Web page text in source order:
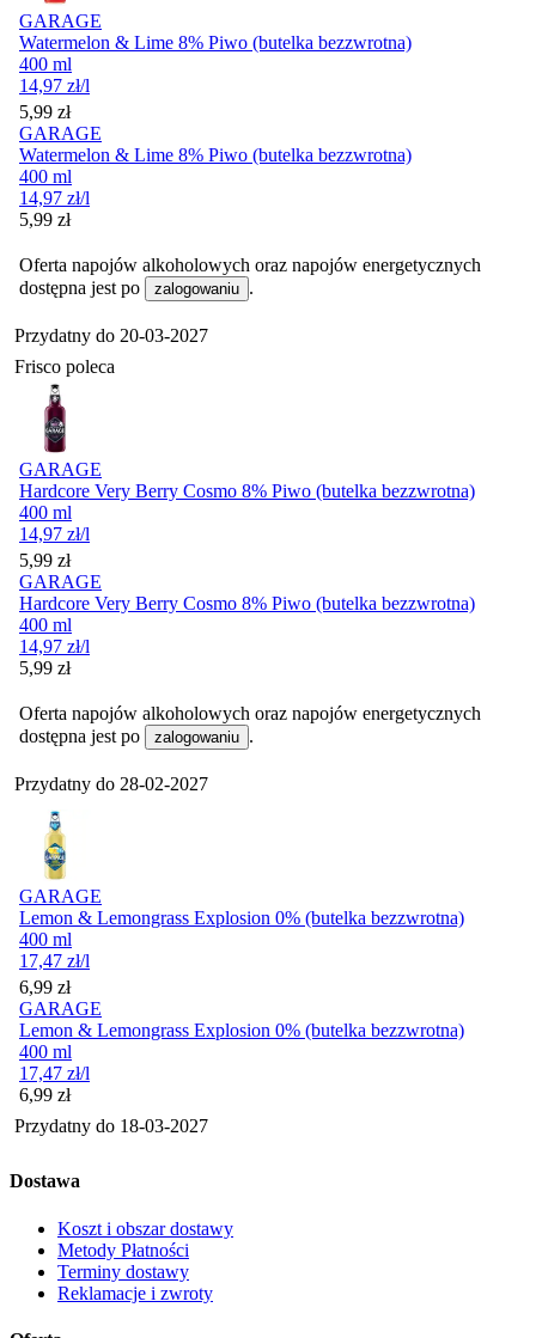
GARAGE
Watermelon & Lime 8% Piwo (butelka bezzwrotna)
400 ml
14,97 zł/l
Cena
5,99 zł
GARAGE
Watermelon & Lime 8% Piwo (butelka bezzwrotna)
400 ml
14,97 zł/l
Cena
5,99 zł
Oferta napojów alkoholowych oraz napojów energetycznych
dostępna jest po
zalogowaniu .
Przydatny do 20-03-2027
Frisco poleca
GARAGE
Hardcore Very Berry Cosmo 8% Piwo (butelka bezzwrotna)
400 ml
14,97 zł/l
Cena
5,99 zł
GARAGE
Hardcore Very Berry Cosmo 8% Piwo (butelka bezzwrotna)
400 ml
14,97 zł/l
Cena
5,99 zł
Oferta napojów alkoholowych oraz napojów energetycznych
dostępna jest po
zalogowaniu .
Przydatny do 28-02-2027
GARAGE
Lemon & Lemongrass Explosion 0% (butelka bezzwrotna)
400 ml
17,47 zł/l
Cena
6,99 zł
GARAGE
Lemon & Lemongrass Explosion 0% (butelka bezzwrotna)
400 ml
17,47 zł/l
Cena
6,99 zł
Przydatny do 18-03-2027
Dostawa
Koszt i obszar dostawy
Metody Płatności
Terminy dostawy
Reklamacje i zwroty